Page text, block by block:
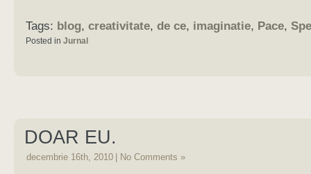
Tags: blog, creativitate, de ce, imaginatie, Pace,
Posted in Jurnal
DOAR EU.
decembrie 16th, 2010 No Comments »